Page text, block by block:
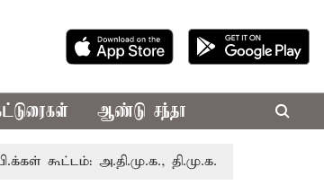
ஆண்டு சந்தா
அ.தி.மு.க., தி.மு.க. உள்ளிட்ட